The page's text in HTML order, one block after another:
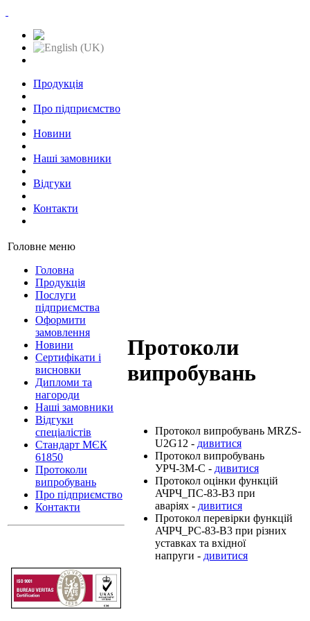
Продукція
Про підприємство
Новини
Наші замовники
Відгуки
Контакти
Головне меню
Головна
Продукція
Послуги
підприємства
Оформити
замовлення
Новини
Cертифікати і
висновки
Дипломи та
нагороди
Наші замовники
Відгуки
спеціалістів
Стандарт МЄК
61850
Протоколи
випробувань
Про підприємство
Контакти
Протоколи
випробувань
Протокол випробувань MRZS-
U2G12 - дивитися
Протокол випробувань
УРЧ-3М-С - дивитися
Протокол оцінки функцій
АЧРЧ_ПС-83-В3 при
аваріях - дивитися
Протокол перевірки функцій
АЧРЧ_РС-83-В3 при різних
уставках та вхідної
напруги - дивитися